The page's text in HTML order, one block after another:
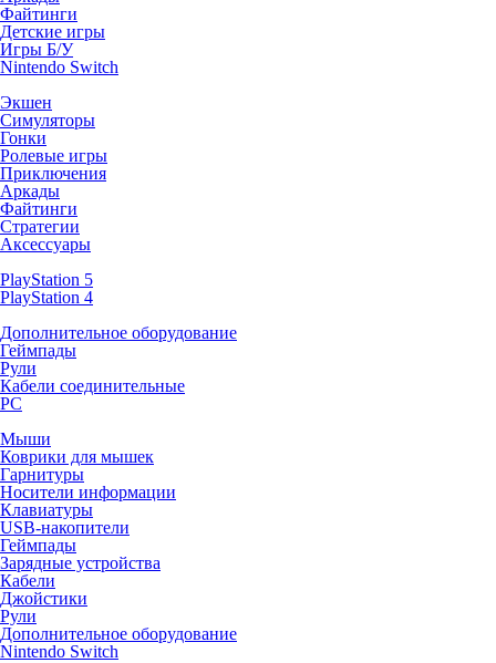
Файтинги
Детские игры
Игры Б/У
Nintendo Switch
Экшен
Симуляторы
Гонки
Ролевые игры
Приключения
Аркады
Файтинги
Стратегии
Аксессуары
PlayStation 5
PlayStation 4
Дополнительное оборудование
Геймпады
Рули
Кабели соединительные
PC
Мыши
Коврики для мышек
Гарнитуры
Носители информации
Клавиатуры
USB-накопители
Геймпады
Зарядные устройства
Кабели
Джойстики
Рули
Дополнительное оборудование
Nintendo Switch